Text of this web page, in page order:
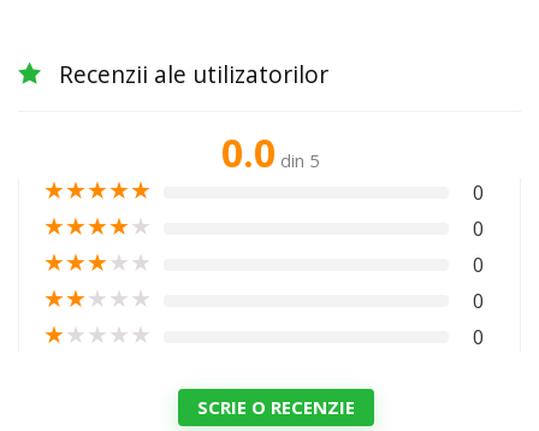
Recenzii ale utilizatorilor
0.0 din 5
★★★★★ 0
★★★★★ 0
★★★★★ 0
★★★★★ 0
★★★★★ 0
SCRIE O RECENZIE